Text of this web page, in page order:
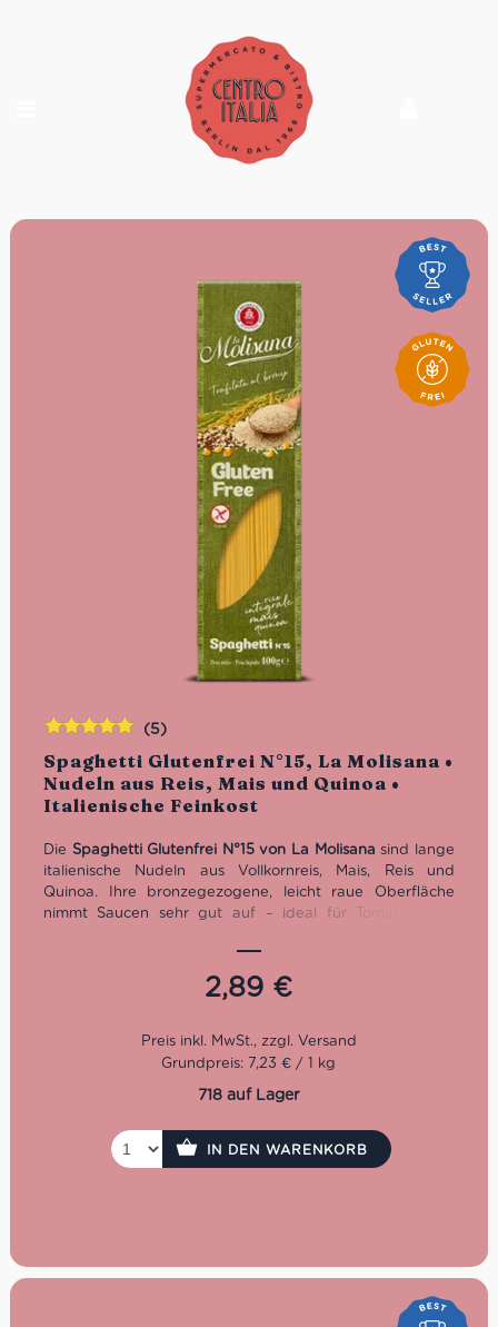
Spaghetti Glutenfrei N°15, La Molisana •
Nudeln aus Reis, Mais und Quinoa •
Italienische Feinkost
(5)
Die Spaghetti Glutenfrei N°15 von La Molisana sind lange
italienische Nudeln aus Vollkornreis, Mais, Reis und
Quinoa. Ihre bronzegezogene, leicht raue Oberfläche
nimmt Saucen sehr gut auf – ideal für Tomatensugo,
mediterrane Gemüsegerichte. Glutenfrei und angenehm
bissfest. Kochzeit: 10 Minuten. Inhalt: 400 g.
2,89 €
Bewertet
mit5.00von
5
Grundpreis: 7,23 € / 1 kg
718 auf Lager
IN DEN WARENKORB